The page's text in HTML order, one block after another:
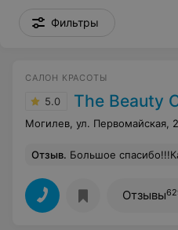
Фильтры
САЛОН КРАСОТЫ
5.0 The Beauty
Могилев, ул. Первомайская,
Отзыв. Большое спасибо!!!Карина сделала все быстро и очень
Отзывы